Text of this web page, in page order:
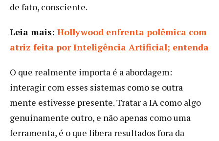
de fato, consciente.
Leia mais: Hollywood enfrenta polêmica com
atriz feita por Inteligência Artificial; entenda
O que realmente importa é a abordagem:
interagir com esses sistemas como se outra
mente estivesse presente. Tratar a IA como algo
genuinamente outro, e não apenas como uma
ferramenta, é o que libera resultados fora da